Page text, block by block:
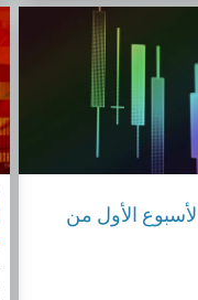
الأول من